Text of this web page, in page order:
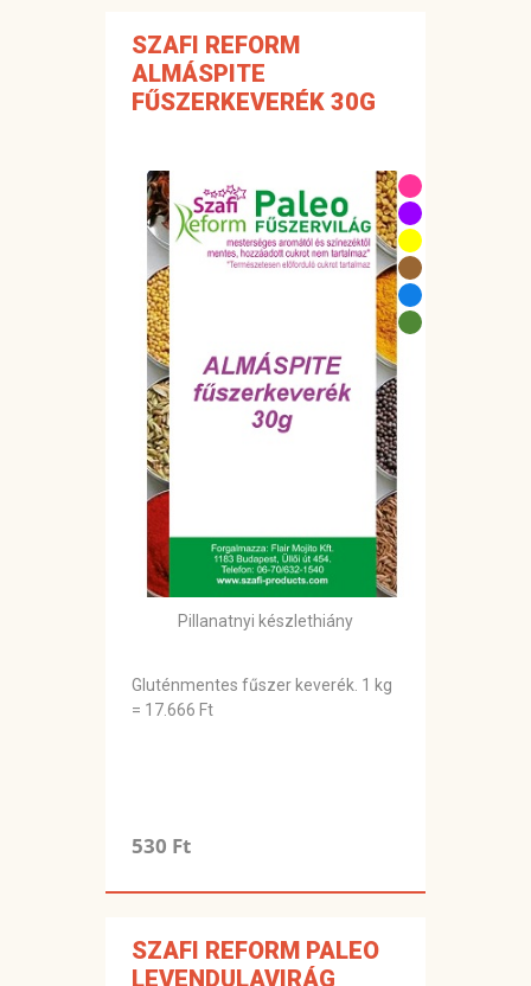
SZAFI REFORM
ALMÁSPITE
FŰSZERKEVERÉK 30G
Pillanatnyi készlethiány
Gluténmentes fűszer keverék. 1 kg
= 17.666 Ft
530 Ft
SZAFI REFORM PALEO
LEVENDULAVIRÁG